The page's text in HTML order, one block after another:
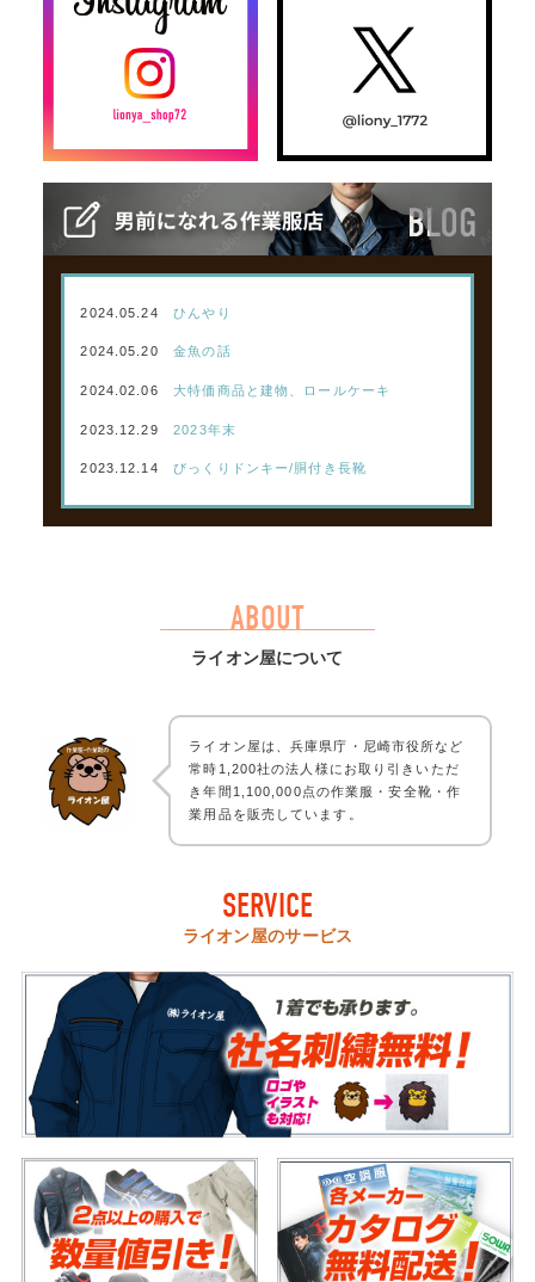
2024.05.24 ひんやり
2024.05.20 金魚の話
2024.02.06 大特価商品と建物、ロールケーキ
2023.12.29 2023年末
2023.12.14 びっくりドンキー/胴付き長靴
ABOUT
ライオン屋について
ライオン屋は、兵庫県庁・尼崎市役所など
常時1,200社の法人様にお取り引きいただ
き年間1,100,000点の作業服・安全靴・作
業用品を販売しています。
SERVICE
ライオン屋のサービス